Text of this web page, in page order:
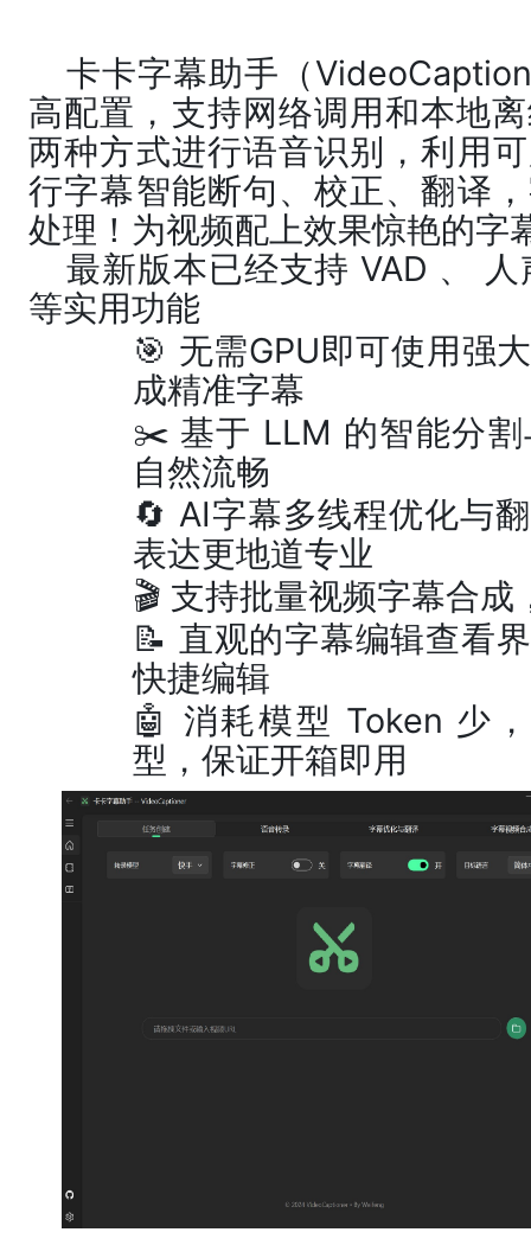
卡卡字幕助手（
高配置，支持网络调用和本地
两种方式进行语音识别，利用
行字幕智能断句、校正、翻译
处理！为视频配上效果惊艳的字
最新版本已经支持 VAD 、
等实用功能
🎯 无需GPU即可使用强
成精准字幕
✂️ 基于 LLM 的智能分
自然流畅
🔄 AI字幕多线程优化与
表达更地道专业
🎬 支持批量视频字幕合成
📝 直观的字幕编辑查看
快捷编辑
🤖 消耗模型 Token 少
型，保证开箱即用